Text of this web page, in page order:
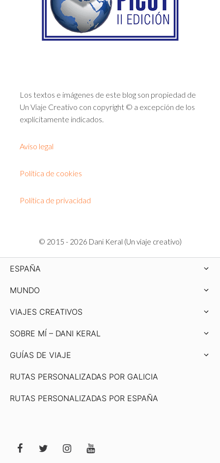
Los textos e imágenes de este blog son propiedad de
Un Viaje Creativo con copyright © a excepción de los
explícitamente indicados.
Aviso legal
Política de cookies
Política de privacidad
© 2015 - 2026 Dani Keral (Un viaje creativo)
ESPAÑA
MUNDO
VIAJES CREATIVOS
SOBRE MÍ – DANI KERAL
GUÍAS DE VIAJE
RUTAS PERSONALIZADAS POR GALICIA
RUTAS PERSONALIZADAS POR ESPAÑA